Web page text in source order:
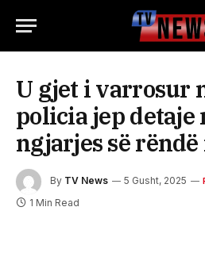
U gjet i varrosur
policia jep detaje
ngjarjes së
By TV News 5 Gusht, 2025
1 Min Read